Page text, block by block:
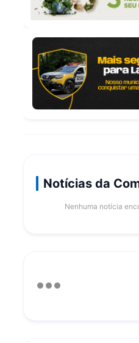
Notícias da
Nenhuma notícia